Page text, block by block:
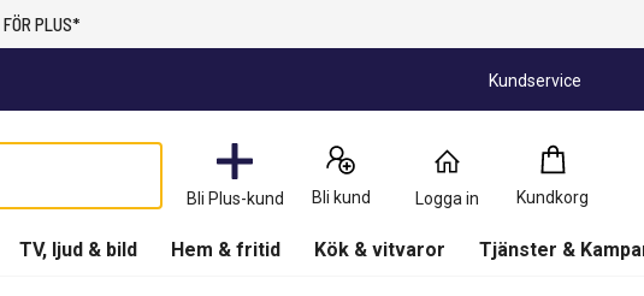
PLUS*
Kundservice
Bli Plus-kund Bli kund Logga in Kundkorg
Kundkorg
0
Produkter
TV, ljud & bild Hem & fritid Kök & vitvaror Tjänster &